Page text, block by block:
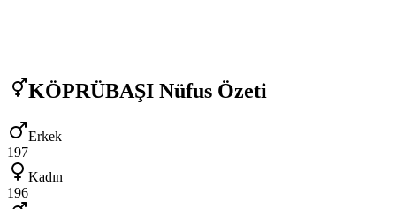
KÖPRÜBAŞI Nüfus Özeti
Erkek
197
Kadın
196